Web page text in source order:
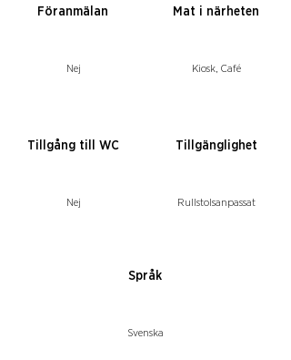
Föranmälan
Nej
Mat i närheten
Kiosk, Café
Tillgång till WC
Nej
Tillgänglighet
Rullstolsanpassat
Språk
Svenska